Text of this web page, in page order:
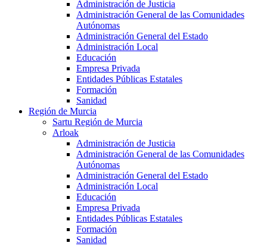
Administración de Justicia
Administración General de las Comunidades
Autónomas
Administración General del Estado
Administración Local
Educación
Empresa Privada
Entidades Públicas Estatales
Formación
Sanidad
Región de Murcia
Sartu Región de Murcia
Arloak
Administración de Justicia
Administración General de las Comunidades
Autónomas
Administración General del Estado
Administración Local
Educación
Empresa Privada
Entidades Públicas Estatales
Formación
Sanidad